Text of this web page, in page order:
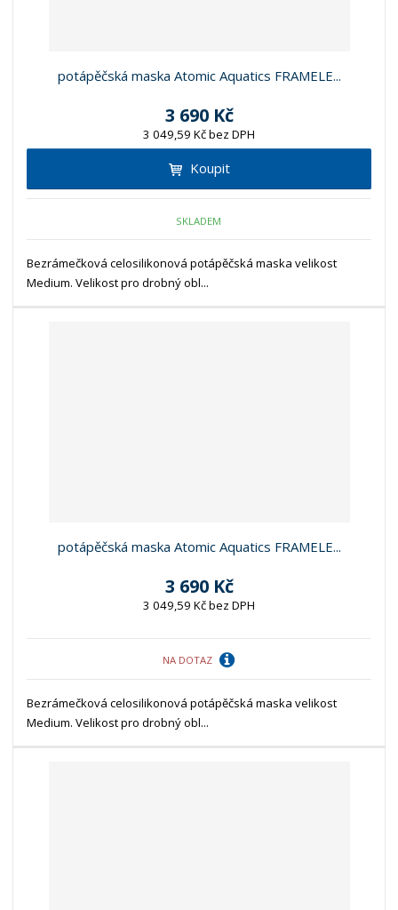
potápěčská maska Atomic Aquatics FRAMELE...
3 690 Kč
3 049,59 Kč bez DPH
Koupit
SKLADEM
Bezrámečková celosilikonová potápěčská maska velikost
Medium. Velikost pro drobný obl...
potápěčská maska Atomic Aquatics FRAMELE...
3 690 Kč
3 049,59 Kč bez DPH
NA DOTAZ
Bezrámečková celosilikonová potápěčská maska velikost
Medium. Velikost pro drobný obl...